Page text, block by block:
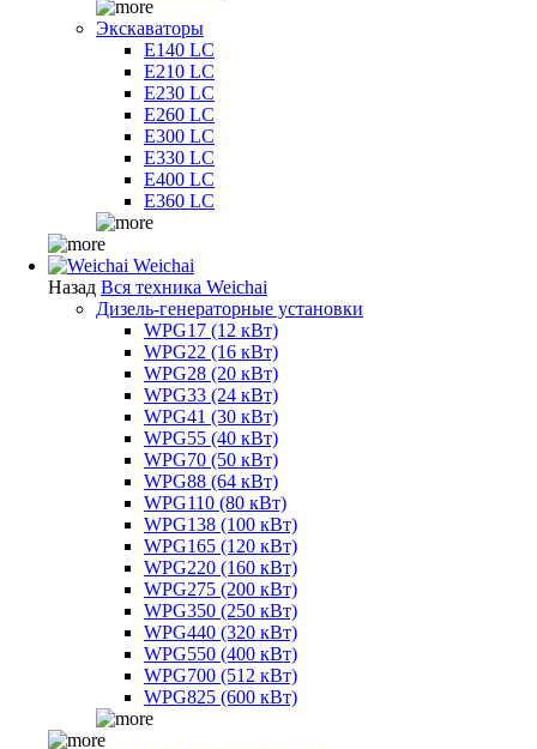
Экскаваторы
E140 LC
E210 LC
E230 LC
E260 LC
E300 LC
E330 LC
E400 LC
E360 LC
Weichai
Назад Вся техника Weichai
Дизель-генераторные установки
WPG17 (12 кВт)
WPG22 (16 кВт)
WPG28 (20 кВт)
WPG33 (24 кВт)
WPG41 (30 кВт)
WPG55 (40 кВт)
WPG70 (50 кВт)
WPG88 (64 кВт)
WPG110 (80 кВт)
WPG138 (100 кВт)
WPG165 (120 кВт)
WPG220 (160 кВт)
WPG275 (200 кВт)
WPG350 (250 кВт)
WPG440 (320 кВт)
WPG550 (400 кВт)
WPG700 (512 кВт)
WPG825 (600 кВт)